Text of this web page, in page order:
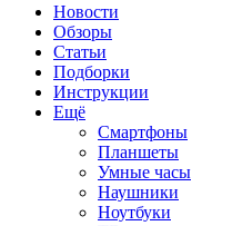
Новости
Обзоры
Статьи
Подборки
Инструкции
Ещё
Смартфоны
Планшеты
Умные часы
Наушники
Ноутбуки